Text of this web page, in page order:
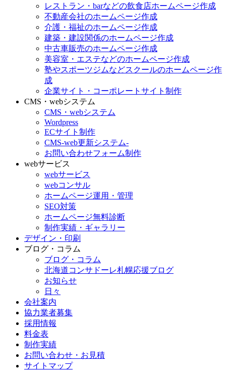
レストラン・barなどの飲食店ホームページ作成
不動産会社のホームページ作成
介護・福祉のホームページ作成
建築・建設関係のホームページ作成
中古車販売のホームページ作成
美容室・エステなどのホームページ作成
塾やスポーツジムなどスクールのホームページ作
成
企業サイト・コーポレートサイト制作
CMS・webシステム
CMS・webシステム
Wordpress
ECサイト制作
CMS-web更新システム-
お問い合わせフォーム制作
webサービス
webサービス
webコンサル
ホームページ運用・管理
SEO対策
ホームページ無料診断
制作実績・ギャラリー
デザイン・印刷
ブログ・コラム
ブログ・コラム
北海道コンサドーレ札幌応援ブログ
お知らせ
日々
会社案内
協力業者募集
採用情報
料金表
制作実績
お問い合わせ・お見積
サイトマップ